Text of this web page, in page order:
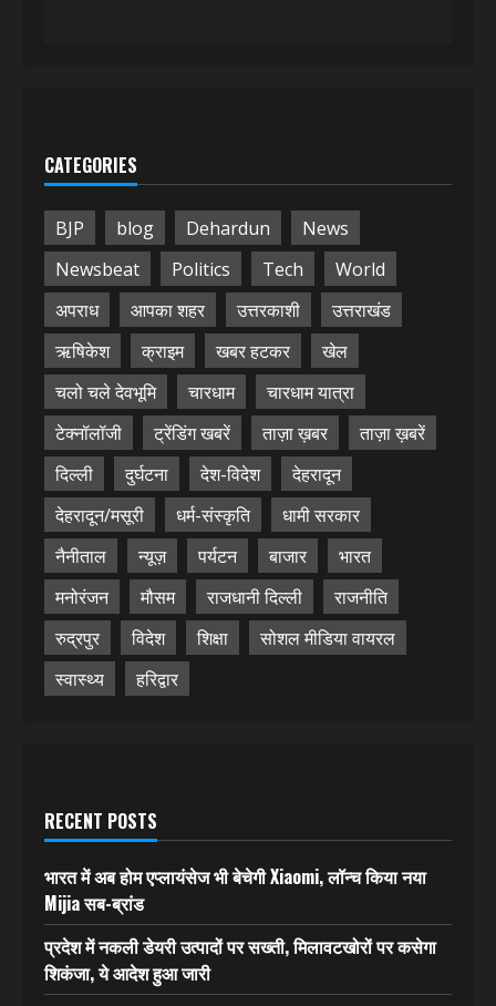
CATEGORIES
BJP blog Dehardun
News
Newsbeat
Politics Tech
World
अपराध
आपका शहर उत्तरकाशी
उत्तराखंड
ऋषिकेश
क्राइम खबर हटकर
खेल
चलो चले देवभूमि
चारधाम
चारधाम यात्रा
टेक्नॉलॉजी
ट्रेंडिंग खबरें ताज़ा ख़बर
ताज़ा ख़बरें
दिल्ली
दुर्घटना देश-विदेश
देहरादून
देहरादून/मसूरी
धर्म-संस्कृति
धामी सरकार
नैनीताल
न्यूज़ पर्यटन बाजार
भारत
मनोरंजन
मौसम राजधानी दिल्ली
राजनीति
रुद्रपुर
विदेश शिक्षा
सोशल मीडिया वायरल
स्वास्थ्य
हरिद्वार
RECENT POSTS
भारत में अब होम एप्लायंसेज भी बेचेगी Xiaomi, लॉन्च किया नया
Mijia सब-ब्रांड
प्रदेश में नकली डेयरी उत्पादों पर सख्ती, मिलावटखोरों पर कसेगा
शिकंजा, ये आदेश हुआ जारी